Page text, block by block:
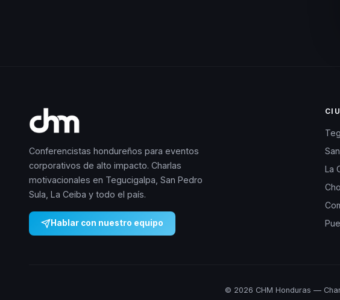
Conferencistas hondureños para eventos
corporativos de alto impacto. Charlas
motivacionales en Tegucigalpa, San Pedro
Sula, La Ceiba y todo el país.
Hablar con nuestro equipo
La
© 2026 CHM Honduras —